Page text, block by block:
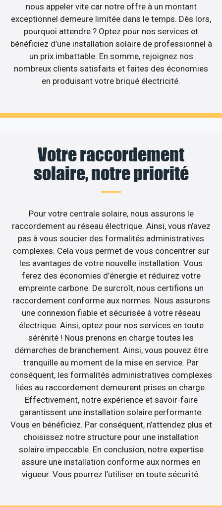
nous appeler vite car notre offre à un montant
exceptionnel demeure limitée dans le temps. Dès lors,
pourquoi attendre ? Optez pour nos services et
bénéficiez d’une installation solaire de professionnel à
un prix imbattable. En somme, rejoignez nos
nombreux clients satisfaits et faites des économies
en produisant votre briqué électricité.
Votre raccordement
solaire, notre priorité
Pour votre centrale solaire, nous assurons le
raccordement au réseau électrique. Ainsi, vous n’avez
pas à vous soucier des formalités administratives
complexes. Cela vous permet de vous concentrer sur
les avantages de votre nouvelle installation. Vous
ferez des économies d’énergie et réduirez votre
empreinte carbone. De surcroît, nous certifions un
raccordement conforme aux normes. Nous assurons
une connexion fiable et sécurisée à votre réseau
électrique. Ainsi, optez pour nos services en toute
sérénité ! Nous prenons en charge toutes les
démarches de branchement. Ainsi, vous pouvez être
tranquille au moment de la mise en service. Par
conséquent, les formalités administratives complexes
liées au raccordement demeurent prises en charge.
Effectivement, notre expérience et savoir-faire
garantissent une installation solaire performante.
Vous en bénéficiez. Par conséquent, n’attendez plus et
choisissez notre structure pour une installation
solaire impeccable. En conclusion, notre expertise
assure une installation conforme aux normes en
vigueur. Vous pourrez l’utiliser en toute sécurité.